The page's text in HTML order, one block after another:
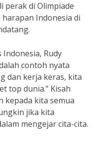
perak di Olimpiade
Indonesia di
Rudy
contoh nyata
dan kerja keras, kita
top dunia.” Kisah
kepada kita semua
jika kita
mengejar cita-cita.